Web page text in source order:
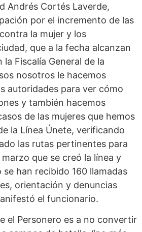
Andrés Cortés Laverde,
por el incremento de las
la mujer y los
que a la fecha alcanzan
la Fiscalía General de la
nosotros le hacemos
autoridades para ver cómo
y también hacemos
de las mujeres que hemos
la Línea Únete, verificando
las rutas pertinentes para
que se creó la línea y
se han recibido 160 llamadas
orientación y denuncias
el funcionario.
el Personero es a no convertir